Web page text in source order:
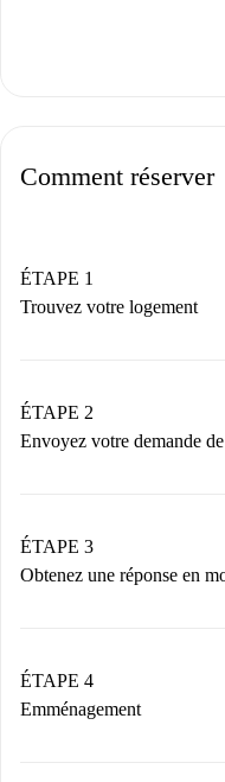
Comment réserver
ÉTAPE 1
Trouvez votre logement
Vous disposez à
nécessaires.
ÉTAPE 2
Envoyez votre demande
Nous ne vous
n’aura pas accepté.
ÉTAPE 3
Obtenez une réponse en
contact avec le
Si refusé : aucun
ÉTAPE 4
Emménagement